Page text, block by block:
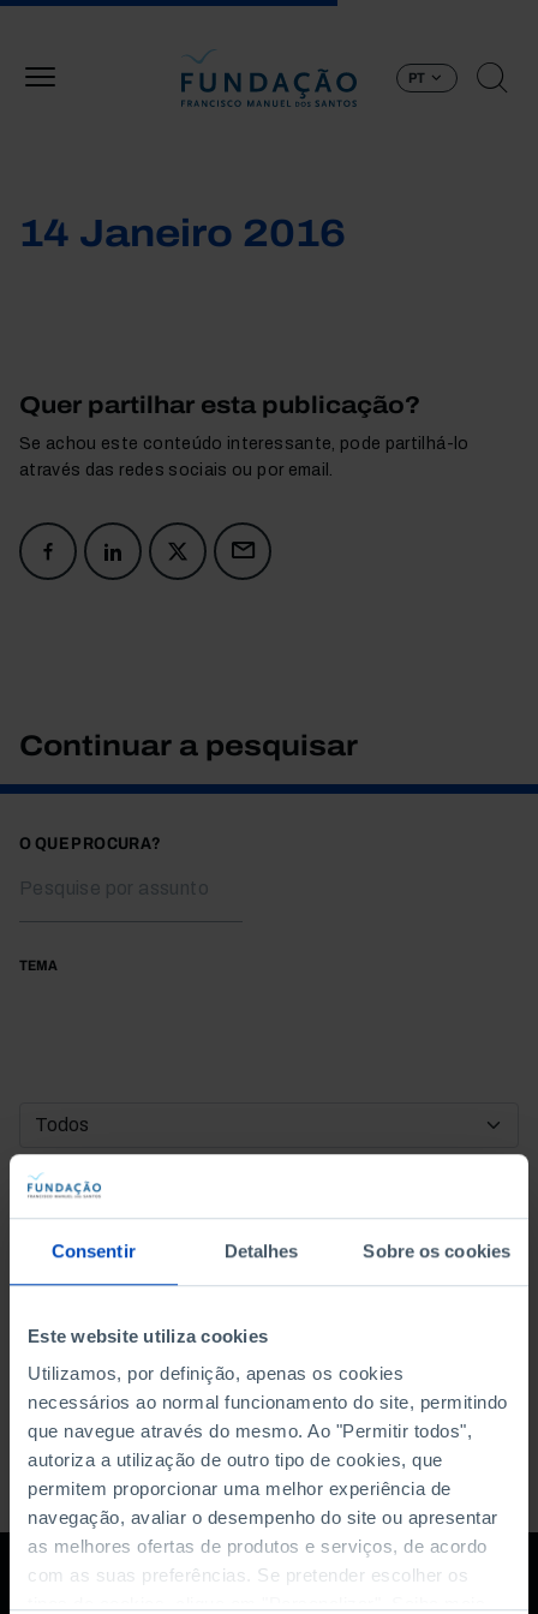
Consentir Detalhes Sobre os cookies
Este website utiliza cookies
Utilizamos, por definição, apenas os cookies
necessários ao normal funcionamento do site, permitindo
que navegue através do mesmo. Ao "Permitir todos",
autoriza a utilização de outro tipo de cookies, que
permitem proporcionar uma melhor experiência de
navegação, avaliar o desempenho do site ou apresentar
as melhores ofertas de produtos e serviços, de acordo
com as suas preferências. Se pretender escolher os
PT
14 Janeiro 2016
Quer partilhar esta publicação?
Se achou este conteúdo interessante, pode partilhá-lo
através das redes sociais ou por email.
Continuar a pesquisar
O QUE PROCURA?
TEMA
DATA DE INÍCIO
DATA DE FIM